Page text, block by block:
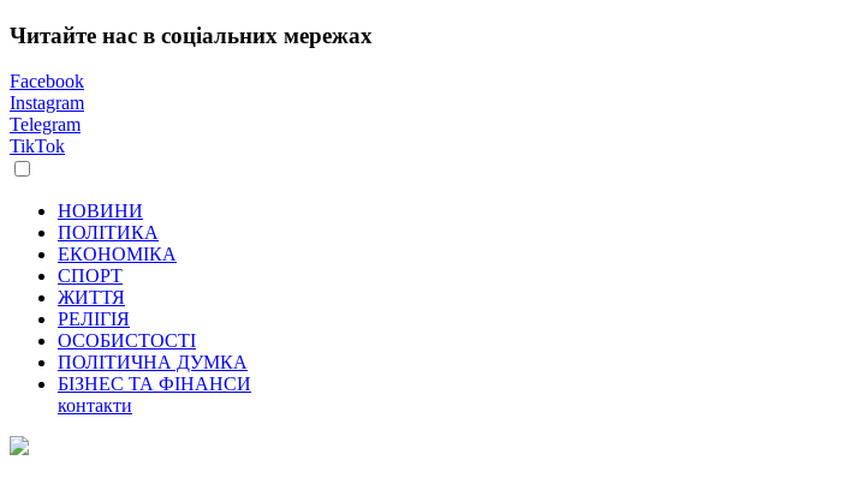
Читайте нас в соціальних мережах
Facebook
Instagram
Telegram
TikTok
НОВИНИ
ПОЛІТИКА
ЕКОНОМІКА
СПОРТ
ЖИТТЯ
РЕЛІГІЯ
ОСОБИСТОСТІ
ПОЛІТИЧНА ДУМКА
БІЗНЕС ТА ФІНАНСИ
контакти